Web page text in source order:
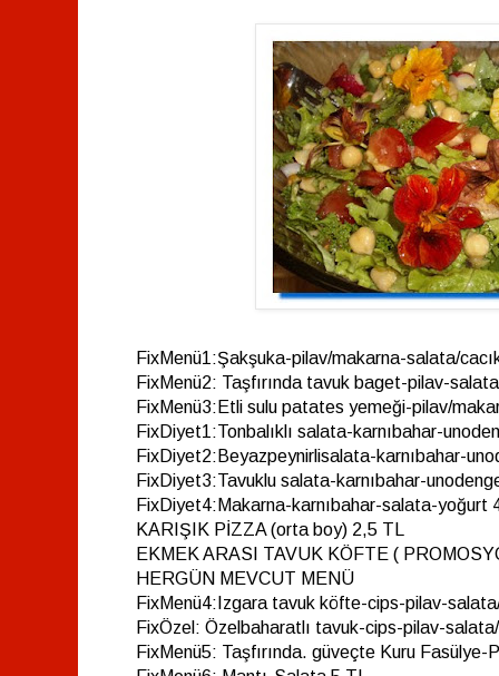
FixMenü1:Şakşuka-pilav/makarna-salata/
FixMenü2: Taşfırında tavuk baget-pilav-
FixMenü3:Etli sulu patates yemeği-pilav/
FixDiyet1:Tonbalıklı salata-karnıbahar-
FixDiyet2:Beyazpeynirlisalata-karnıbahar-
FixDiyet3:Tavuklu salata-karnıbahar-
FixDiyet4:Makarna-karnıbahar-salata-yoğurt
KARIŞIK PİZZA (orta boy) 2,5 TL
EKMEK ARASI TAVUK KÖFTE (
HERGÜN MEVCUT MENÜ
FixMenü4:Izgara tavuk köfte-cips-pilav-
FixÖzel: Özelbaharatlı tavuk-cips-pilav-
FixMenü5: Taşfırında. güveçte Kuru Fasülye-